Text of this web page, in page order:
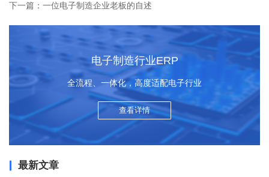
下一篇：一位电子制造企业老板的自述
电子制造行业ERP
全流程、一体化，高度适配电子行业
查看详情
最新文章